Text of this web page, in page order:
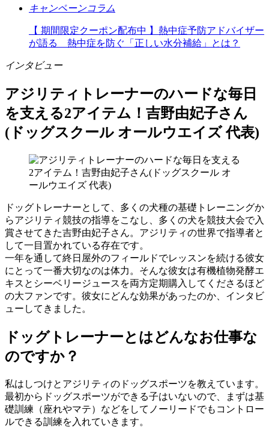
キャンペーンコラム
【 期間限定クーポン配布中 】熱中症予防アドバイザー
が語る 熱中症を防ぐ「正しい水分補給」とは？
インタビュー
アジリティトレーナーのハードな毎日
を支える2アイテム！吉野由妃子さん
(ドッグスクール オールウエイズ 代表)
ドッグトレーナーとして、多くの犬種の基礎トレーニングか
らアジリティ競技の指導をこなし、多くの犬を競技大会で入
賞させてきた吉野由妃子さん。アジリティの世界で指導者と
して一目置かれている存在です。
一年を通して終日屋外のフィールドでレッスンを続ける彼女
にとって一番大切なのは体力。そんな彼女は有機植物発酵エ
キスとシーベリージュースを両方定期購入してくださるほど
の大ファンです。彼女にどんな効果があったのか、インタビ
ューしてきました。
ドッグトレーナーとはどんなお仕事な
のですか？
私はしつけとアジリティのドッグスポーツを教えています。
最初からドッグスポーツができる子はいないので、まずは基
礎訓練（座れやマテ）などをしてノーリードでもコントロー
ルできる訓練を入れていきます。